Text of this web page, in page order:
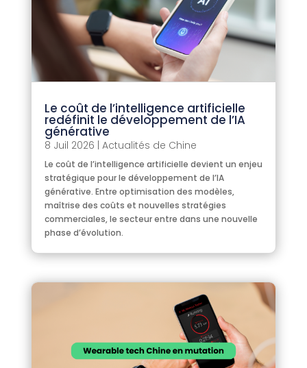
Le coût de l’intelligence artificielle
redéfinit le développement de l’IA
générative
8 Juil 2026 | Actualités de Chine
Le coût de l’intelligence artificielle devient un enjeu
stratégique pour le développement de l’IA
générative. Entre optimisation des modèles,
maîtrise des coûts et nouvelles stratégies
commerciales, le secteur entre dans une nouvelle
phase d’évolution.